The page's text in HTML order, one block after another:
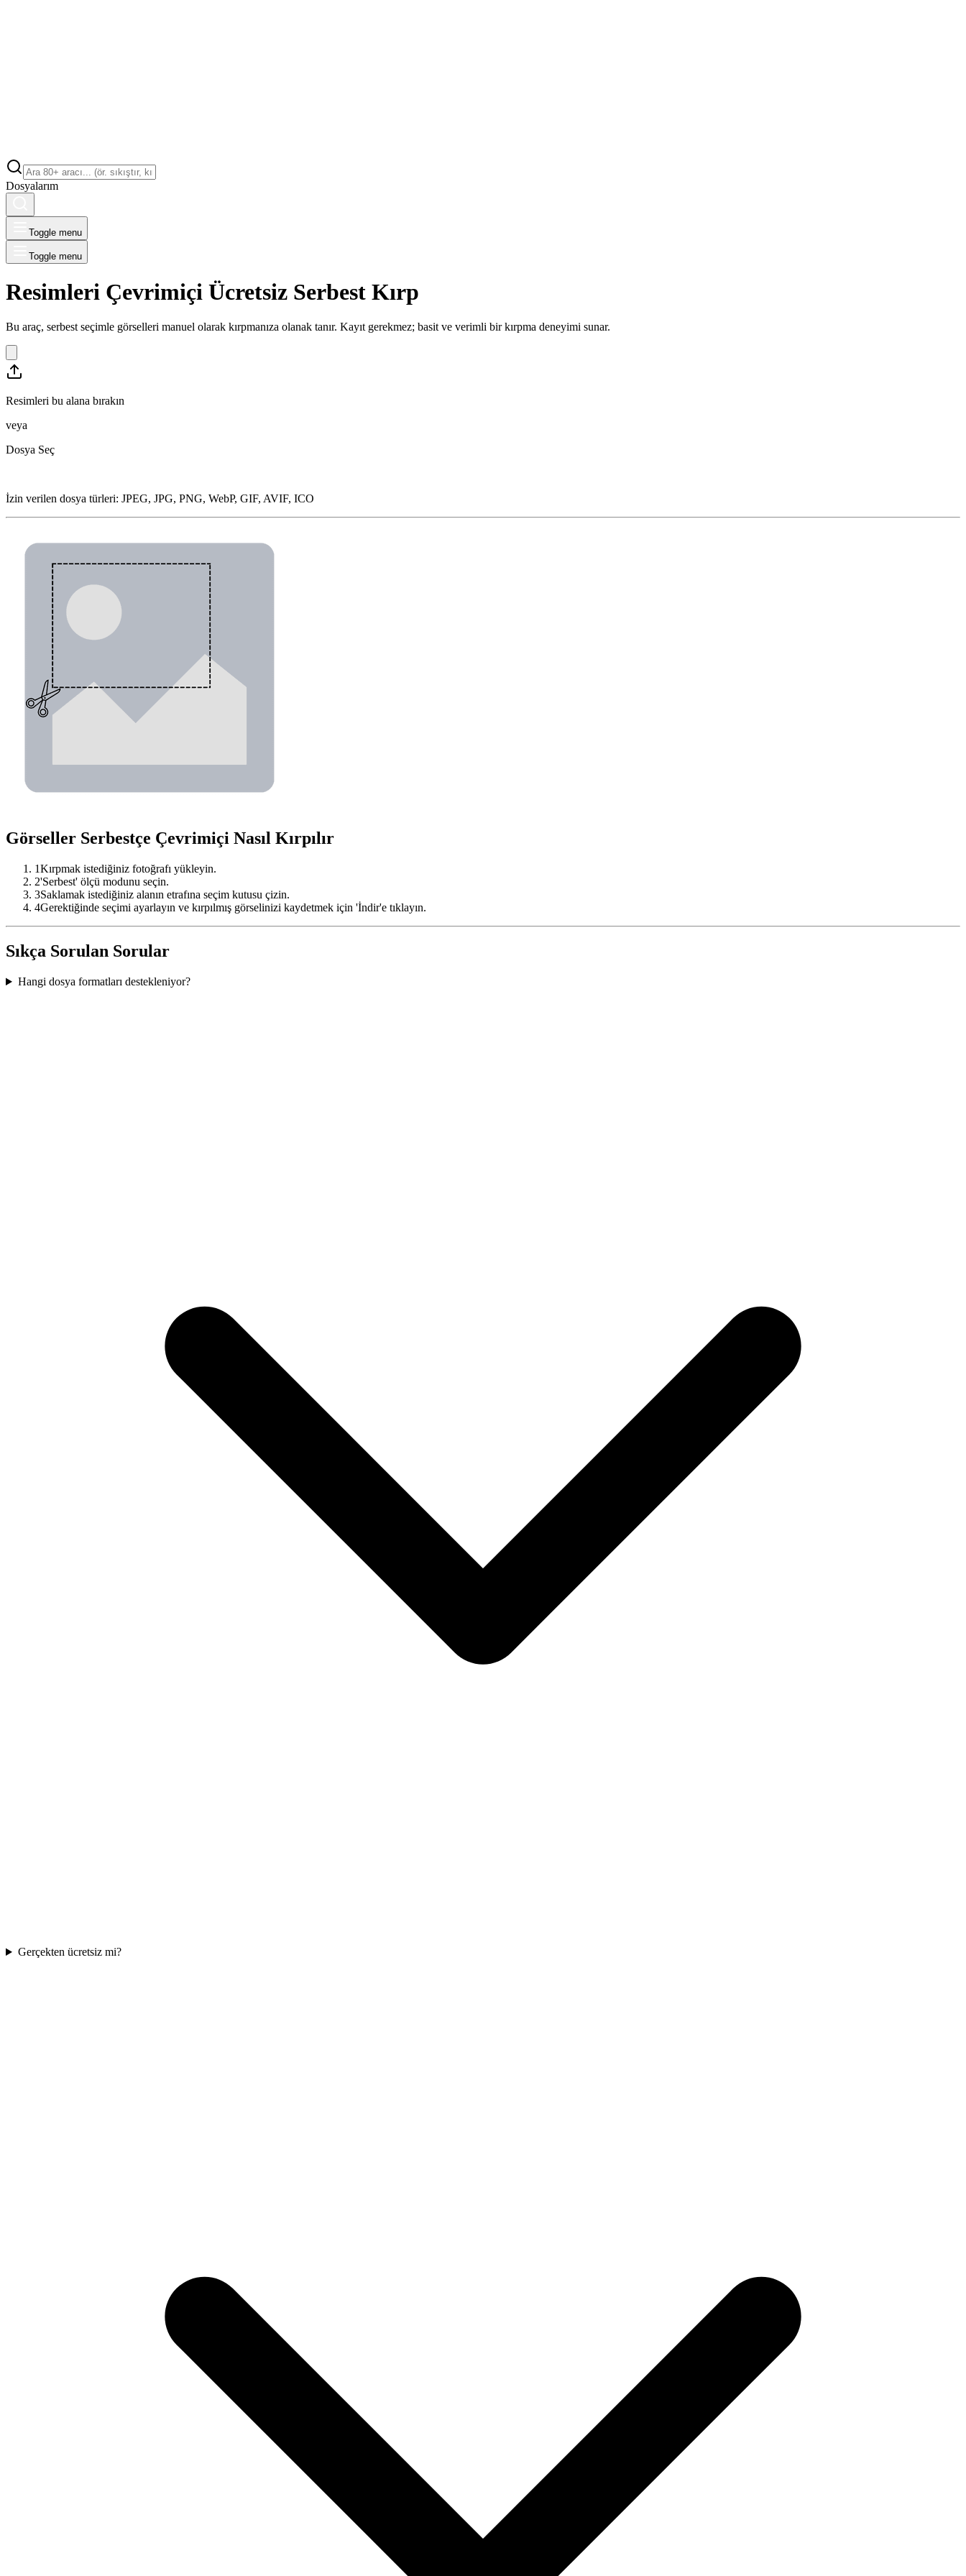
Dosyalarım
Toggle menu
Toggle menu
Resimleri Çevrimiçi Ücretsiz Serbest Kırp
Bu araç, serbest seçimle görselleri manuel olarak kırpmanıza olanak tanır. Kayıt gerekmez; basit ve verimli bir kırpma deneyimi sunar.
Resimleri bu alana bırakın
veya
Dosya Seç
İzin verilen dosya türleri: JPEG, JPG, PNG, WebP, GIF, AVIF, ICO
Görseller Serbestçe Çevrimiçi Nasıl Kırpılır
1Kırpmak istediğiniz fotoğrafı yükleyin.
2'Serbest' ölçü modunu seçin.
3Saklamak istediğiniz alanın etrafına seçim kutusu çizin.
4Gerektiğinde seçimi ayarlayın ve kırpılmış görselinizi kaydetmek için 'İndir'e tıklayın.
Sıkça Sorulan Sorular
Hangi dosya formatları destekleniyor?
Gerçekten ücretsiz mi?